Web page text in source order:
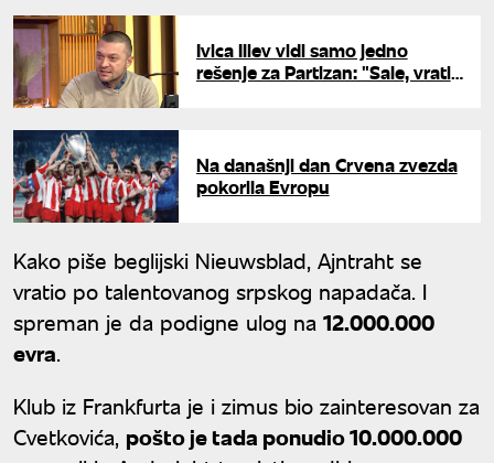
Ivica Iliev vidi samo jedno
rešenje za Partizan: "Sale, vrati
Na današnji dan Crvena zvezda
pokorila Evropu
Kako piše beglijski Nieuwsblad, Ajntraht se
vratio po talentovanog srpskog napadača. I
spreman je da podigne ulog na 12.000.000
evra.
Klub iz Frankfurta je i zimus bio zainteresovan za
Cvetkovića, pošto je tada ponudio 10.000.000